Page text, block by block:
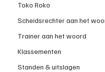
Toko Roko
Scheidsrechter aan het
Trainer aan het woord
Klassementen
Standen & uitslagen